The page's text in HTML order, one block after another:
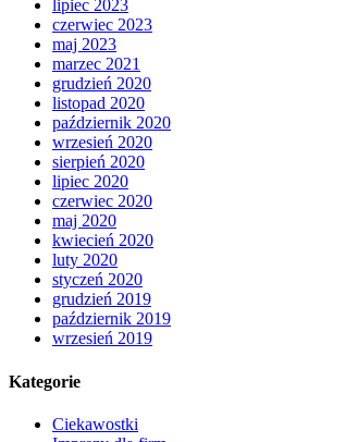
lipiec 2023
czerwiec 2023
maj 2023
marzec 2021
grudzień 2020
listopad 2020
październik 2020
wrzesień 2020
sierpień 2020
lipiec 2020
czerwiec 2020
maj 2020
kwiecień 2020
luty 2020
styczeń 2020
grudzień 2019
październik 2019
wrzesień 2019
Kategorie
Ciekawostki